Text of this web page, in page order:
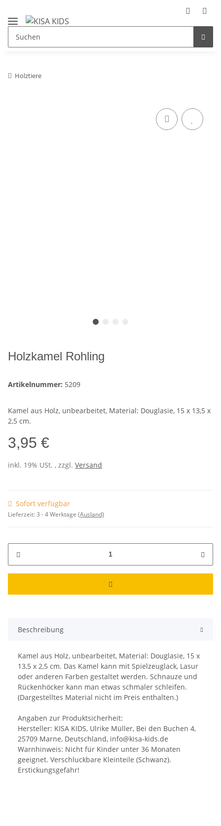
Holztiere
Holzkamel Rohling
Artikelnummer: 5209
Kamel aus Holz, unbearbeitet, Material: Douglasie, 15 x 13,5 x
2,5 cm.
3,95 €
inkl. 19% USt. , zzgl. Versand
Sofort verfügbar
Lieferzeit:3 - 4 Werktage (Ausland)
Beschreibung
Kamel aus Holz, unbearbeitet, Material: Douglasie, 15 x
13,5 x 2,5 cm. Das Kamel kann mit Spielzeuglack, Lasur
oder anderen Farben gestaltet werden. Schnauze und
Rückenhöcker kann man etwas schmaler schleifen.
(Dargestelltes Material nicht im Preis enthalten.)
Angaben zur Produktsicherheit:
Hersteller: KISA KIDS, Ulrike Müller, Bei den Buchen 4,
25709 Marne, Deutschland, info@kisa-kids.de
Warnhinweis: Nicht für Kinder unter 36 Monaten
geeignet. Verschluckbare Kleinteile (Schwanz).
Erstickungsgefahr!